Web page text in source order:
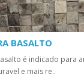
BASALTO
é indicado para
e mais re..